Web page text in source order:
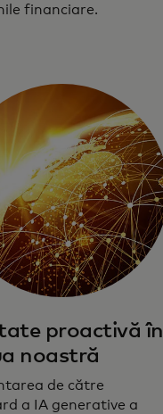
financiare.
proactivă în
noastră
de către
a IA generative a